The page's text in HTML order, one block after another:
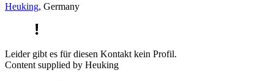
Heuking, Germany
Leider gibt es für diesen Kontakt kein Profil.
Content supplied by Heuking